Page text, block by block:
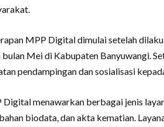
MPP Digital dimulai setelah
bulan Mei di Kabupaten Banyuwangi.
pendampingan dan sosialisasi
Digital menawarkan berbagai jenis
biodata, dan akta kematian.